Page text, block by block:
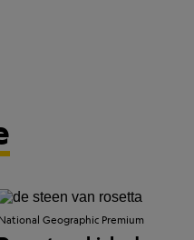
National Geographic Premium